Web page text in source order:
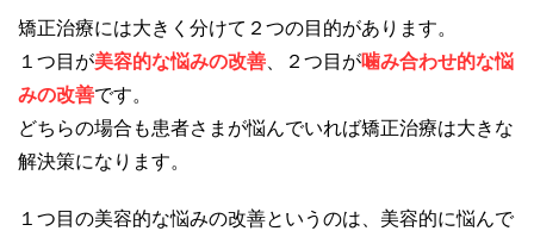
矯正治療には大きく分けて２つの目的があります。
１つ目が美容的な悩みの改善、２つ目が噛み合わせ的な悩
みの改善です。
どちらの場合も患者さまが悩んでいれば矯正治療は大きな
解決策になります。
１つ目の美容的な悩みの改善というのは、美容的に悩んで